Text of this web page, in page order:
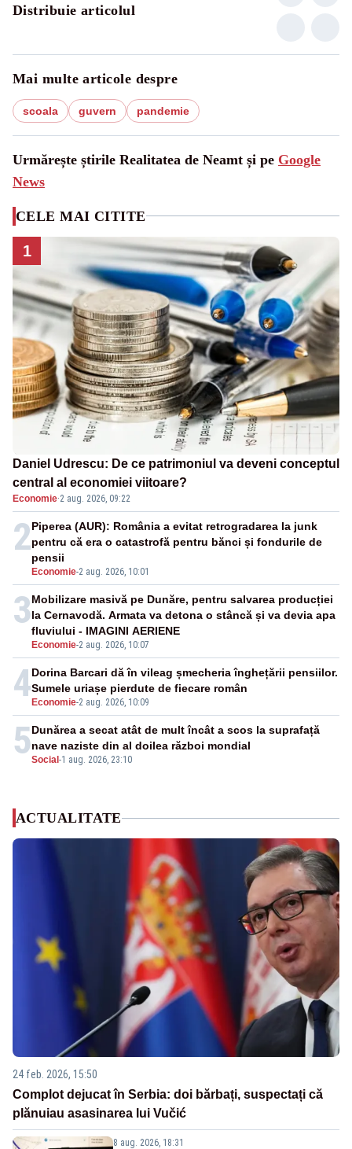
Distribuie articolul
Mai multe articole despre
scoala guvern pandemie
Urmărește știrile Realitatea de Neamt și pe Google
News
CELE MAI CITITE
1
Daniel Udrescu: De ce patrimoniul va deveni conceptul
central al economiei viitoare?
Economie·2 aug. 2026, 09:22
2
Economie-2 aug. 2026, 10:01
Piperea (AUR): România a evitat retrogradarea la junk
pentru că era o catastrofă pentru bănci și fondurile de
pensii
3
Economie-2 aug. 2026, 10:07
Mobilizare masivă pe Dunăre, pentru salvarea producției
la Cernavodă. Armata va detona o stâncă și va devia apa
fluviului - IMAGINI AERIENE
4 Economie-2 aug. 2026, 10:09
Dorina Barcari dă în vileag șmecheria înghețării pensiilor.
Sumele uriașe pierdute de fiecare român
5Social -1 aug. 2026, 23:10
Dunărea a secat atât de mult încât a scos la suprafață
nave naziste din al doilea război mondial
ACTUALITATE
24 feb. 2026, 15:50
Complot dejucat în Serbia: doi bărbați, suspectați că
plănuiau asasinarea lui Vučić
8 aug. 2026, 18:31